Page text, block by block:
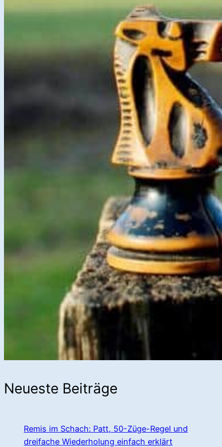
Neueste Beiträge
Remis im Schach: Patt, 50-Züge-Regel und
dreifache Wiederholung einfach erklärt